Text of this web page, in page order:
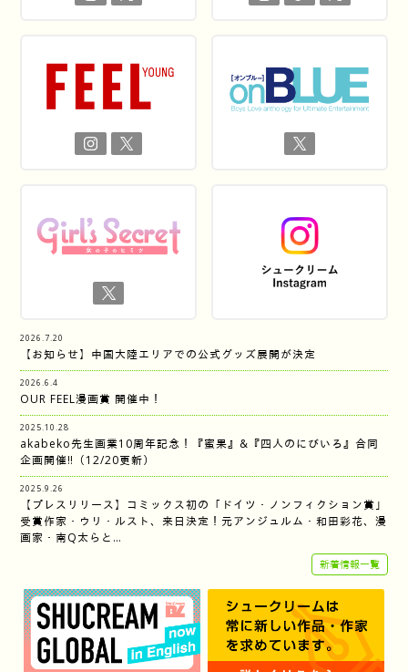
2026.7.20
【お知らせ】中国大陸エリアでの公式グッズ展開が決定
2026.6.4
OUR FEEL漫画賞 開催中！
2025.10.28
akabeko先生画業10周年記念！『蜜果』&『四人のにびいろ』合同
企画開催‼︎（12/20更新）
2025.9.26
【プレスリリース】コミックス初の「ドイツ・ノンフィクション賞」
受賞作家・ウリ・ルスト、来日決定！元アンジュルム・和田彩花、漫
画家・南Q太らと…
新着情報一覧